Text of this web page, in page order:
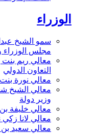
الوزراء
سمو الشيخ
مجلس الوزراء
معالي ريم بنت
التعاون الدولي
معالي نورة
معالي الشيخ
وزير دولة
معالي خليفة
معالي لانا
معالي سعيد بن